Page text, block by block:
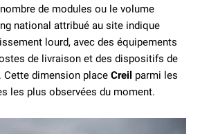
de modules ou le volume
national attribué au site indique
lourd, avec des équipements
de livraison et des dispositifs de
Cette dimension place Creil parmi les
les plus observées du moment.